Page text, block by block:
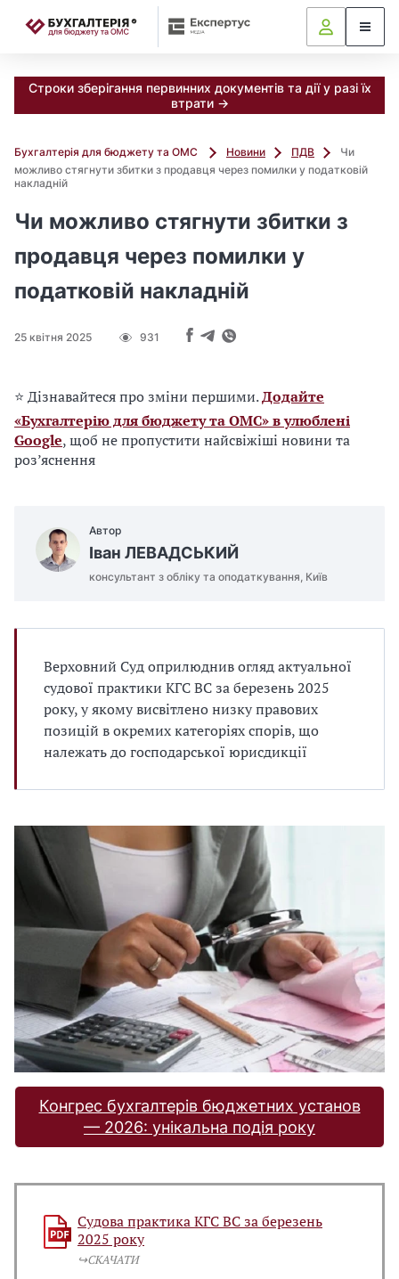
Строки зберігання первинних документів та дії у разі їх
втрати →
Бухгалтерія для бюджету та ОМС Новини ПДВ
Чи
можливо стягнути збитки з продавця через помилки у податковій
накладній
Чи можливо стягнути збитки з
продавця через помилки у
податковій накладній
25 квітня 2025 931
⭐ Дізнавайтеся про зміни першими.Додайте
«Бухгалтерію для бюджету та ОМС» в улюблені
Google, щоб не пропустити найсвіжіші новини та
роз’яснення
Автор
Іван ЛЕВАДСЬКИЙ
консультант з обліку та оподаткування, Київ
Верховний Суд оприлюднив огляд актуальної
судової практики КГС ВС за березень 2025
року, у якому висвітлено низку правових
позицій в окремих категоріях спорів, що
належать до господарської юрисдикції
Конгрес бухгалтерів бюджетних установ
— 2026: унікальна подія року
Судова практика КГС ВС за березень
2025 року
↪️СКАЧАТИ